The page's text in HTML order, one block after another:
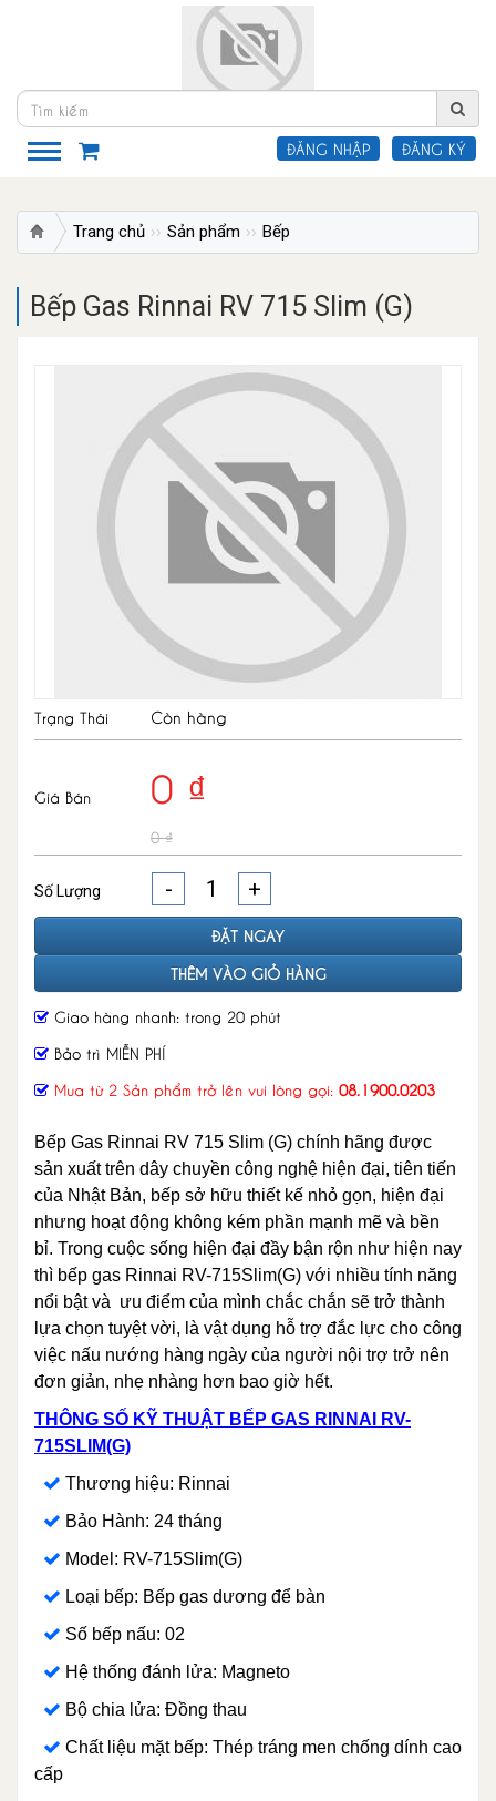
ĐĂNG NHẬP ĐĂNG KÝ
Trang chủ Sản phẩm Bếp
Bếp Gas Rinnai RV 715 Slim (G)
Trạng Thái Còn hàng
Giá Bán 0 ₫
0 ₫
Số Lượng - +
ĐẶT NGAY
THÊM VÀO GIỎ HÀNG
Giao hàng nhanh: trong 20 phút
Bảo trì MIỄN PHÍ
Mua từ 2 Sản phẩm trở lên vui lòng gọi: 08.1900.0203
Bếp Gas Rinnai RV 715 Slim (G) chính hãng được
sản xuất trên dây chuyền công nghệ hiện đại, tiên tiến
của Nhật Bản, bếp sở hữu thiết kế nhỏ gọn, hiện đại
nhưng hoạt động không kém phần mạnh mẽ và bền
bỉ. Trong cuộc sống hiện đại đầy bận rộn như hiện nay
thì bếp gas Rinnai RV-715Slim(G) với nhiều tính năng
nổi bật và ưu điểm của mình chắc chắn sẽ trở thành
lựa chọn tuyệt vời, là vật dụng hỗ trợ đắc lực cho công
việc nấu nướng hàng ngày của người nội trợ trở nên
đơn giản, nhẹ nhàng hơn bao giờ hết.
THÔNG SỐ KỸ THUẬT BẾP GAS RINNAI RV-
715SLIM(G)
Thương hiệu: Rinnai
Bảo Hành: 24 tháng
Model: RV-715Slim(G)
Loại bếp: Bếp gas dương để bàn
Số bếp nấu: 02
Hệ thống đánh lửa: Magneto
Bộ chia lửa: Đồng thau
Chất liệu mặt bếp: Thép tráng men chống dính cao
cấp